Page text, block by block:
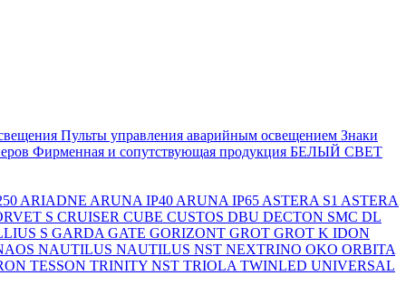
Пульты управления аварийным освещением Знаки
Фирменная и сопутствующая продукция БЕЛЫЙ СВЕТ
ARIADNE ARUNA IP40 ARUNA IP65 ASTERA S1 ASTERA
S CRUISER CUBE CUSTOS DBU DECTON SMC DL
S GARDA GATE GORIZONT GROT GROT K IDON
NAUTILUS NAUTILUS NST NEXTRINO OKO ORBITA
TESSON TRINITY NST TRIOLA TWINLED UNIVERSAL